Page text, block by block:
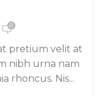
0
pretium velit at
nibh urna nam
rhoncus. Nis...